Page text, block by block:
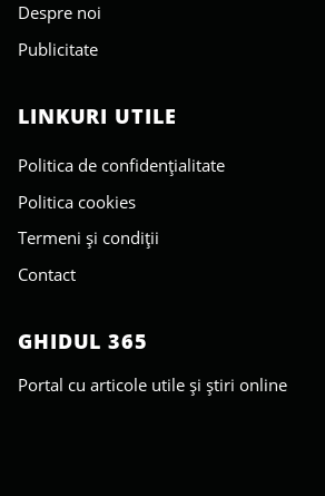
Despre noi
Publicitate
LINKURI UTILE
Politica de confidențialitate
Politica cookies
Termeni și condiții
Contact
GHIDUL 365
Portal cu articole utile și știri online